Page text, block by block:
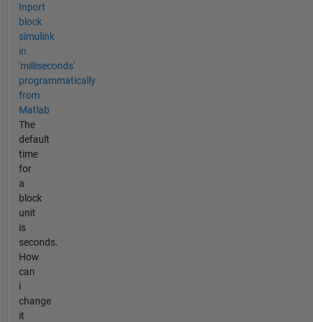
Inport
block
simulink
in
'milliseconds'
programmatically
from
Matlab
The
default
time
for
a
block
unit
is
seconds.
How
can
i
change
it